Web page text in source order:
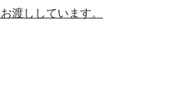
渡ししています。